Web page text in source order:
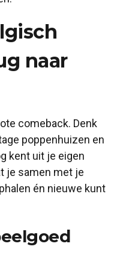
naar
comeback. Denk
poppenhuizen en
kent uit je eigen
je samen met je
én nieuwe kunt